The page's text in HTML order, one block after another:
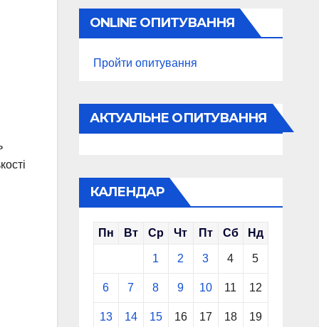
ONLINE ОПИТУВАННЯ
Пройти опитування
АКТУАЛЬНЕ ОПИТУВАННЯ
КАЛЕНДАР
Пн Вт Ср Чт Пт Сб Нд
1 2 3 4 5
6 7 8 9 10 11 12
13 14 15 16 17 18 19